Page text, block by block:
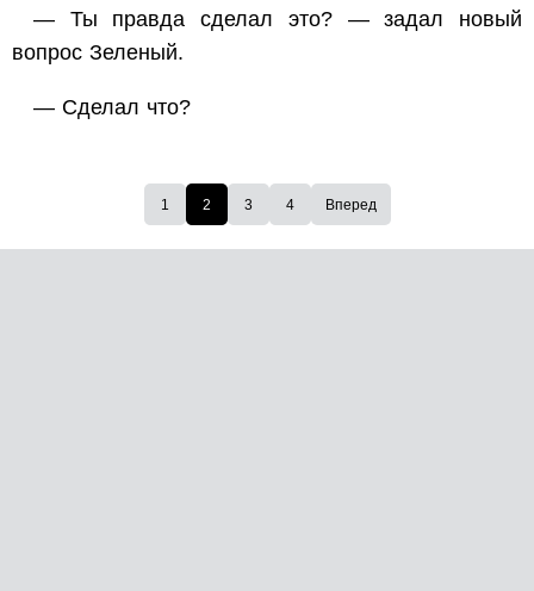
— Ты правда сделал это? — задал новый
вопрос Зеленый.
— Сделал что?
1 2 3 4 Вперед